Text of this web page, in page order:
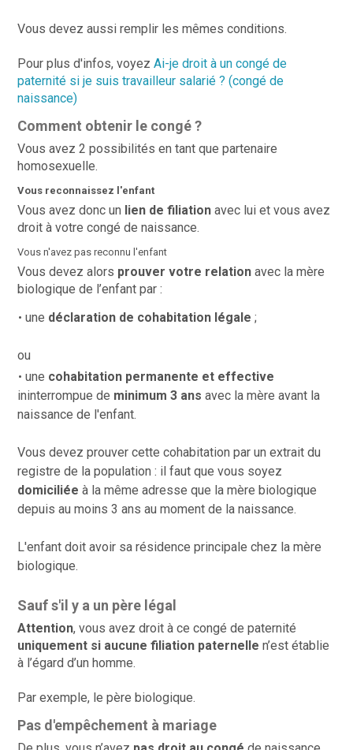
Vous devez aussi remplir les mêmes conditions.
Pour plus d'infos, voyezAi-je droit à un congé de
paternité si je suis travailleur salarié ? (congé de
naissance)
Comment obtenir le congé ?
Vous avez 2 possibilités en tant que partenaire
homosexuelle.
Vous reconnaissez l'enfant
Vous avez donc un lien de filiationavec lui et vous avez
droit à votre congé de naissance.
Vous n'avez pas reconnu l'enfant
Vous devez alors prouver votre relation avec la mère
biologique de l’enfant par :
une déclaration de cohabitation légale;
ou
une cohabitation permanente et effective
ininterrompue de minimum 3 ansavec la mère avant la
naissance de l'enfant.
Vous devez prouver cette cohabitation par un extrait du
registre de la population : il faut que vous soyez
domiciliéeà la même adresse que la mère biologique
depuis au moins 3 ans au moment de la naissance.
L'enfant doit avoir sa résidence principale chez la mère
biologique.
Sauf s'il y a un père légal
Attention, vous avez droit à ce congé de paternité
uniquement si aucune filiation paternellen’est établie
à l’égard d’un homme.
Par exemple, le père biologique.
Pas d'empêchement à mariage